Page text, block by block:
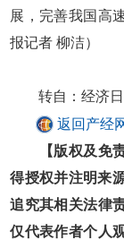
展，完善我国高
报记者 柳洁）
转自：经济日
返回产经
【版权及免责
得授权并注明来
追究其相关法律
仅代表作者个人